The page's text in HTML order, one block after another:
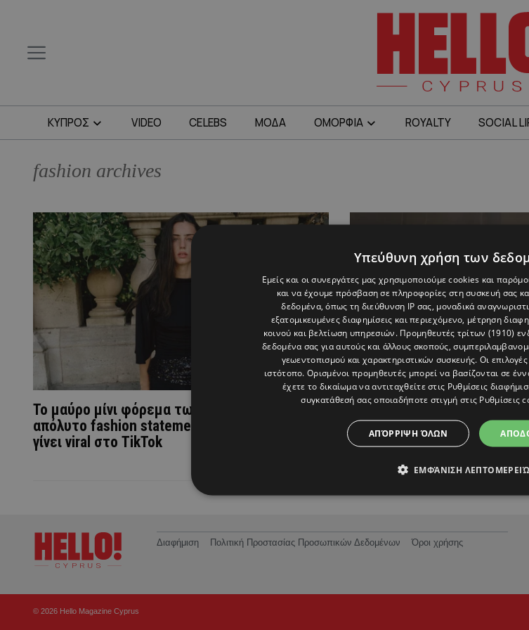
ΚΥΠΡΟΣ VIDEO CELEBS ΜΟΔΑ ΟΜΟΡΦΙΑ ROYALTY SOCIAL
fashion archives
Το μαύρο μίνι φόρεμα των Zara γίνεται το
απόλυτο fashion statement της σεζόν και έχει
γίνει viral στο TikTok
Zendaya: Η εμφάνιση που
δεκαετίες μόδας και
archives είναι το νέο luxury
Διαφήμιση Πολιτική Προστασίας Προσωπικών Δεδομένων Όροι χρήσης
© 2026 Hello Magazine Cyprus
Υπεύθυνη χρήση των
Εμείς και οι συνεργάτες μας χρησιμοποιούμε cookies και
και να έχουμε πρόσβαση σε πληροφορίες στη συσκευή σας
δεδομένα, όπως τη διεύθυνση IP σας, μοναδικά
εξατομικευμένες διαφημίσεις και περιεχόμενο, μέτρηση
κοινού και βελτίωση υπηρεσιών. Προμηθευτές τρίτων (1910)
δεδομένα σας για αυτούς και άλλους σκοπούς,
γεωεντοπισμού και χαρακτηριστικών συσκευής. Οι
ιστότοπο. Ορισμένοι προμηθευτές μπορεί να βασίζονται σε
έχετε το δικαίωμα να αντιταχθείτε στις Ρυθμίσεις
συγκατάθεσή σας οποιαδήποτε στιγμή στις Ρυθμίσεις
ΑΠΌΡΡΙΨΗ ΌΛΩΝ
ΕΜΦΆΝΙΣΗ